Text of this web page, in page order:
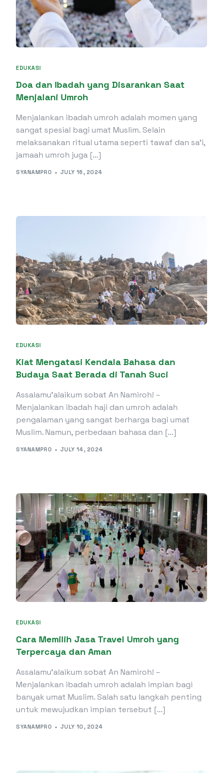
EDUKASI
Doa dan Ibadah yang Disarankan Saat
Menjalani Umroh
Menjalankan ibadah umroh adalah momen yang
sangat spesial bagi umat Muslim. Selain
melaksanakan ritual utama seperti tawaf dan sa’i,
jamaah umroh juga […]
SYANAMPRO JULY 16, 2024
EDUKASI
Kiat Mengatasi Kendala Bahasa dan
Budaya Saat Berada di Tanah Suci
Assalamu’alaikum sobat An Namiroh! –
Menjalankan ibadah haji dan umroh adalah
pengalaman yang sangat berharga bagi umat
Muslim. Namun, perbedaan bahasa dan […]
SYANAMPRO JULY 14, 2024
EDUKASI
Cara Memilih Jasa Travel Umroh yang
Terpercaya dan Aman
Assalamu’alaikum sobat An Namiroh! –
Menjalankan ibadah umroh adalah impian bagi
banyak umat Muslim. Salah satu langkah penting
untuk mewujudkan impian tersebut […]
SYANAMPRO JULY 10, 2024